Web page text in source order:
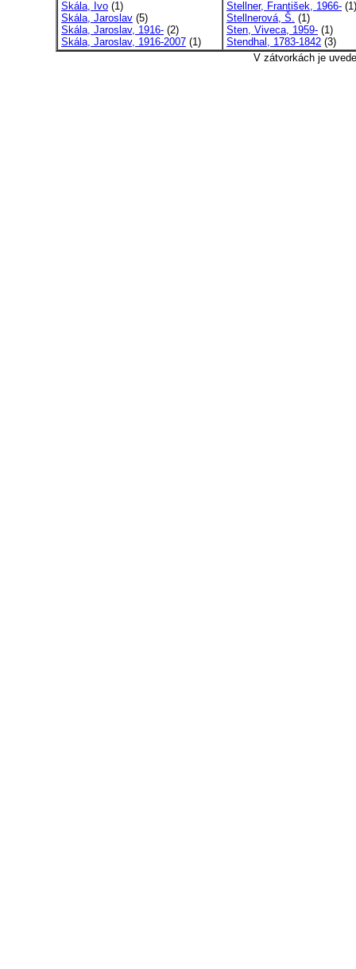
Skála, Ivo (1)
Skála, Jaroslav (5)
Skála, Jaroslav, 1916- (2)
Skála, Jaroslav, 1916-2007 (1)
Stellner, František, 1966- (1)
Stellnerová, Š. (1)
Sten, Viveca, 1959- (1)
Stendhal, 1783-1842 (3)
V zátvorkách je